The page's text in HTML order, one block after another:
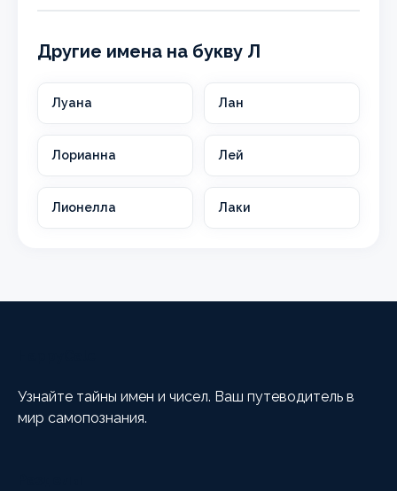
Другие имена на букву Л
Луана Лан
Лорианна Лей
Лионелла Лаки
Узнайте тайны имен и чисел. Ваш путеводитель в
мир самопознания.